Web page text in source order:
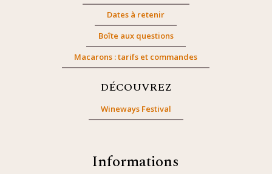
Dates à retenir
Boîte aux questions
Macarons : tarifs et commandes
DÉCOUVREZ
Wineways Festival
Informations